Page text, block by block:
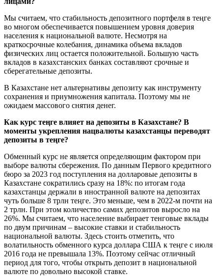
Мы считаем, что стабильность депозитного портфеля в теңге
во многом обеспечивается повышением уровня доверия
населения к национальной валюте. Несмотря на
краткосрочные колебания, динамика объема вкладов
физических лиц остается положительной. Большую часть
вкладов в казахстанских банках составляют срочные и
сберегательные депозиты.
В Казахстане нет альтернативы депозиту как инструменту
сохранения и приумножения капитала. Поэтому мы не
ожидаем массового снятия денег.
Как курс теңге влияет на депозиты в Казахстане? В
моменты укрепления нацвалюты казахстанцы переводят
депозиты в теңге?
Обменный курс не является определяющим фактором при
выборе валюты сбережения. По данным Первого кредитного
бюро за 2023 год поступления на долларовые депозиты в
Казахстане сократились сразу на 18%: по итогам года
казахстанцы держали в иностранной валюте на депозитах
чуть больше 8 трлн теңге. Это меньше, чем в 2022-м почти на
2 трлн. При этом количество самих депозитов выросло на
26%. Мы считаем, что население выбирает тенговые вклады
по двум причинам – высокие ставки и стабильность
национальной валюты. Здесь стоить отметить, что
волатильность обменного курса доллара США к теңге с июля
2016 года не превышала 13%. Поэтому сейчас отличный
период для того, чтобы открыть депозит в национальной
валюте по довольно высокой ставке.